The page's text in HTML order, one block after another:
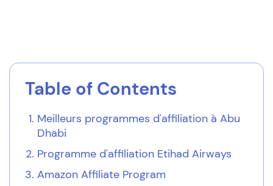
Table of Contents
Meilleurs programmes d'affiliation à Abu
Dhabi
Programme d'affiliation Etihad Airways
Amazon Affiliate Program